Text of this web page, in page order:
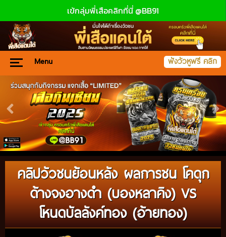
เข้กลุ่มพี่เสือคลิกที่นี่ @BB91
Menu ฟังวัวหูฟรี คลิก
คลิปวัวชนย้อนหลัง ผลการชน โคดุก
ด้างจงอางดำ (บองหลาคิง) VS
โหนดบัลลังค์ทอง (อ้ายทอง)